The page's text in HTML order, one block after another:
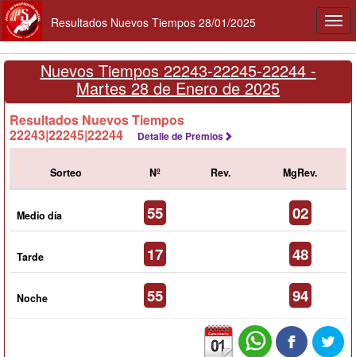
Resultados Nuevos Tiempos 28/01/2025
Nuevos Tiempos 22243-22245-22244 -
Martes 28 de Enero de 2025
Resultados Nuevos Tiempos
22243|22245|22244
Detalle de Premios
Sorteo Nº Rev. MgRev.
Medio día 55 02
Tarde 17 48
Noche 55 94